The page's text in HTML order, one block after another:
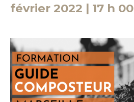
février 2022 | 17 h 00